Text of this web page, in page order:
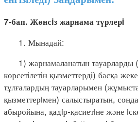
7-бап. Жөнсiз жарнама түрлерi
1. Мынадай:
1) жарнамаланатын тауарларды
көрсетiлетiн қызметтердi) басқа
тұлғалардың тауарларымен
қызметтерiмен) салыстыратын,
абыройына, қадiр-қасиетiне және